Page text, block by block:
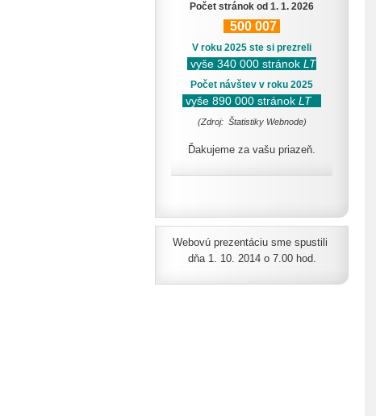
Počet stránok od 1. 1. 2026
500 007
V roku 2025 ste si prezreli
vyše 340 000 stránok LT
Počet návštev v roku 2025
vyše 890 000 stránok LT
(Zdroj: Štatistiky Webnode)
Ďakujeme za vašu priazeň.
Webovú prezentáciu sme spustili
dňa 1. 10. 2014 o 7.00 hod.